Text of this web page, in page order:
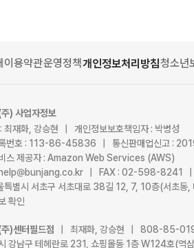
이용약관운영정책개인정보처리방침청소년
) 사업자정보
최재화, 강승현 | 개인정보보호책임자 : 박병성
록번호 : 113-86-45836 | 통신판매업신고 :
스 제공자 : Amazon Web Services (AWS)
help@bunjang.co.kr | FAX : 02-598-
특별시 서초구 서초대로 38길 12, 7, 10층(서초동,
확인
)센터필드점
| 최재화, 강승현 | 808-85-
강남구 테헤란로 231, 쇼핑몰동 1층 W124호(역